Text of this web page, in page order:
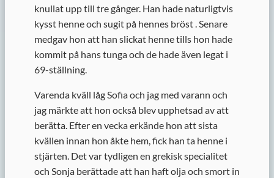
knullat upp till tre gånger. Han hade naturligtvis
kysst henne och sugit på hennes bröst . Senare
medgav hon att han slickat henne tills hon hade
kommit på hans tunga och de hade även legat i
69-ställning.
Varenda kväll låg Sofia och jag med varann och
jag märkte att hon också blev upphetsad av att
berätta. Efter en vecka erkände hon att sista
kvällen innan hon åkte hem, fick han ta henne i
stjärten. Det var tydligen en grekisk specialitet
och Sonja berättade att han haft olja och smort in